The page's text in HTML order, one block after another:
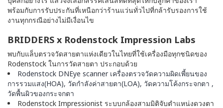
พร้อมกับการรับประกันที่เหนือกว่าร้านแว่นทั่วไปที่กล้ารับรองการใช้
งานทุกกรณีอย่างไม่มีเงื่อนไข
BRIDDERS x Rodenstock Impression Labs
พบกับแล็บตรวจวัดสายตาแห่งเดียวในไทยที่ใช้เครื่องมือทุกชนิดของ
Rodenstock ในการวัดสายตา ประกอบด้วย
Rodenstock DNEye scanner เครื่องตรวจวัดความผิดเพี้ยนของ
การรวมแสง(HOA), วัดกำลังค่าสายตา(LOA), วัดความโค้งกระจกตา ,
วัดพื้นผิวของกระจกตา
Rodenstock Impressionist ระบบกล้องสามมิติจับตำแหน่งดวงตา